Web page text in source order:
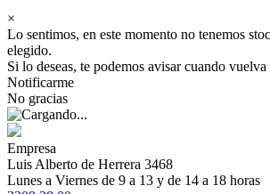
×
Lo sentimos, en este momento no tenemos
elegido.
Si lo deseas, te podemos avisar cuando
Notificarme
No gracias
Empresa
Luis Alberto de Herrera 3468
Lunes a Viernes de 9 a 13 y de 14 a 18 horas